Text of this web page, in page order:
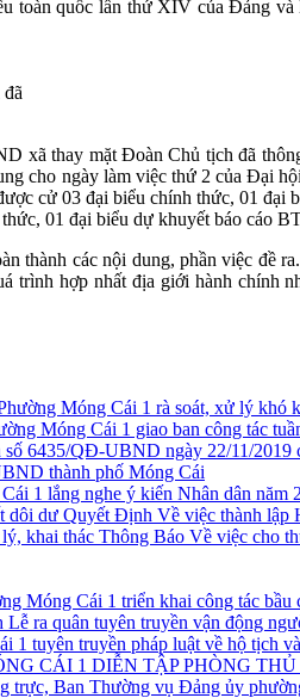
toàn quốc lần thứ XIV của Đảng
xã thay mặt Đoàn Chủ tịch đã
cho ngày làm việc thứ 2 của Đại
cử 03 đại biểu chính thức, 01 đại
01 đại biểu dự khuyết báo cáo
các nội dung, phần việc đề
hợp nhất địa giới hành chính
Móng Cái 1 rà soát, xử lý khó
Móng Cái 1 giao ban công tác
thành phố Móng Cái
1 lắng nghe ý kiến Nhân dân năm
Quyết Định Về việc thành lập
Thông Báo Về việc cho
Móng Cái 1 triển khai công tác
Lễ ra quân tuyên truyền vận động
1 tuyên truyền pháp luật về hộ tịch
CÁI 1 DIỄN TẬP PHÒNG
trực, Ban Thường vụ Đảng ủy